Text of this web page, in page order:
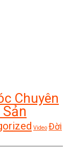
Chuyên
Video Đời